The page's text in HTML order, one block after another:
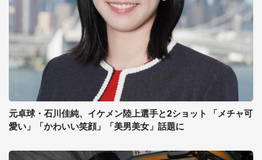
元卓球・石川佳純、イケメン陸上選手と2ショット 「メチャ可
愛い」「かわいい笑顔」「美男美女」話題に